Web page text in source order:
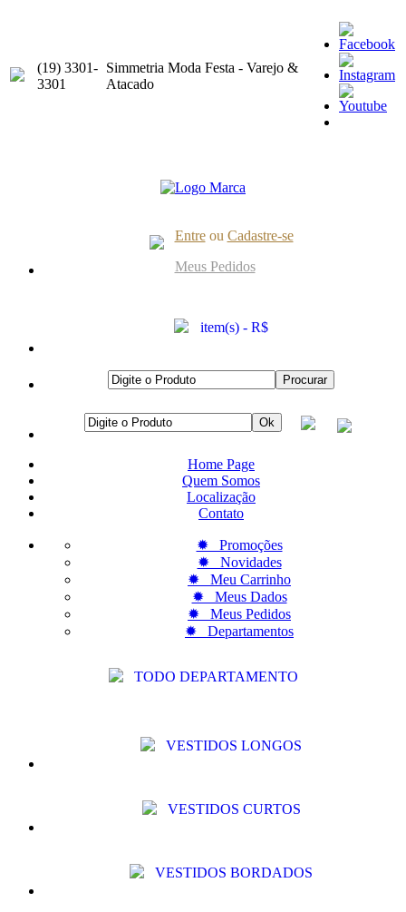
(19) 3301-
3301
Simmetria Moda Festa - Varejo &
Atacado
Entre ou Cadastre-se
Meus Pedidos
item(s) - R$
Home Page
Quem Somos
Localização
Contato
✹ Promoções
✹ Novidades
✹ Meu Carrinho
✹ Meus Dados
✹ Meus Pedidos
✹ Departamentos
TODO DEPARTAMENTO
VESTIDOS LONGOS
VESTIDOS CURTOS
VESTIDOS BORDADOS